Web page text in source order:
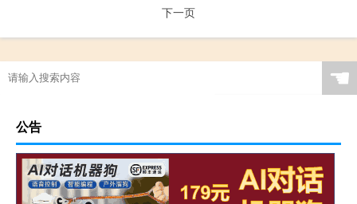
下一页
☚
公告